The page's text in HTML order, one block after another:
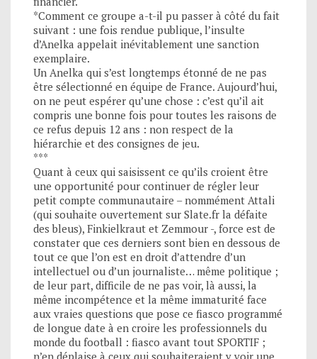
*Comment ce groupe a-t-il pu passer à côté du fait
suivant : une fois rendue publique, l’insulte
d’Anelka appelait inévitablement une sanction
exemplaire.
Un Anelka qui s’est longtemps étonné de ne pas
être sélectionné en équipe de France. Aujourd’hui,
on ne peut espérer qu’une chose : c’est qu’il ait
compris une bonne fois pour toutes les raisons de
ce refus depuis 12 ans : non respect de la
hiérarchie et des consignes de jeu.
***
Quant à ceux qui saisissent ce qu’ils croient être
une opportunité pour continuer de régler leur
petit compte communautaire – nommément Attali
(qui souhaite ouvertement sur Slate.fr la défaite
des bleus), Finkielkraut et Zemmour -, force est de
constater que ces derniers sont bien en dessous de
tout ce que l’on est en droit d’attendre d’un
intellectuel ou d’un journaliste… même politique ;
de leur part, difficile de ne pas voir, là aussi, la
même incompétence et la même immaturité face
aux vraies questions que pose ce fiasco programmé
de longue date à en croire les professionnels du
monde du football : fiasco avant tout SPORTIF ;